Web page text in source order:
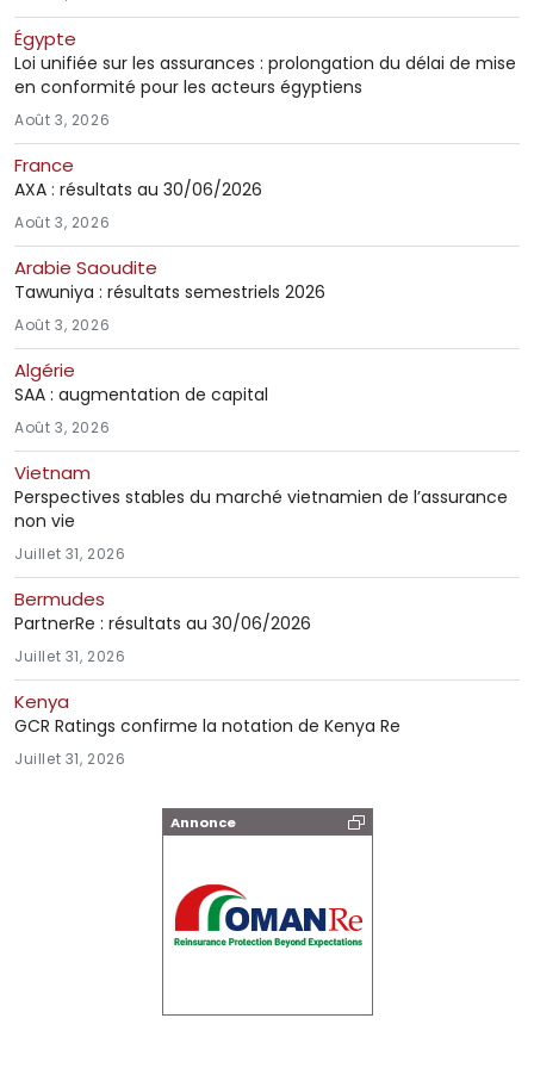
Annonce
Égypte
Loi unifiée sur les assurances : prolongation du délai de mise
en conformité pour les acteurs égyptiens
Août 3, 2026
France
AXA : résultats au 30/06/2026
Août 3, 2026
Arabie Saoudite
Tawuniya : résultats semestriels 2026
Août 3, 2026
Algérie
SAA : augmentation de capital
Août 3, 2026
Vietnam
Perspectives stables du marché vietnamien de l’assurance
non vie
Juillet 31, 2026
Bermudes
PartnerRe : résultats au 30/06/2026
Juillet 31, 2026
Kenya
GCR Ratings confirme la notation de Kenya Re
Juillet 31, 2026